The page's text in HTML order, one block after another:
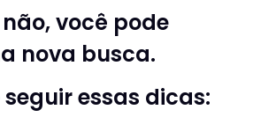
você pode
nova busca.
seguir essas dicas: